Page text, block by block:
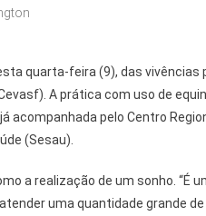
quarta-feira (9), das vivências
A prática com uso de
pelo Centro
(Sesau).
a realização de um sonho. “É
uma quantidade grande